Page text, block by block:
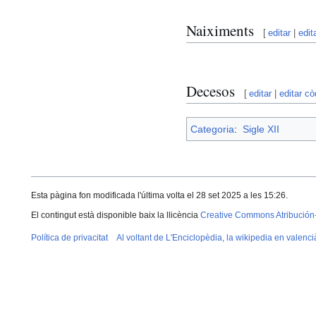
Naiximents [ editar |
Decesos [ editar |editar
Categoria: Sigle XII
Esta pàgina fon modificada l'última volta el 28 set 2025 a les 15:26.
El contingut està disponible baix la llicència Creative Commons
Política de privacitat Al voltant de L'Enciclopèdia, la wikipedia en